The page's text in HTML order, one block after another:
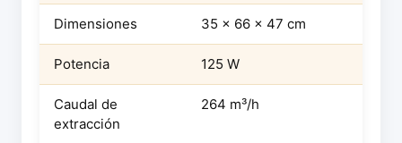
Dimensiones 35 x 66 x 47 cm
Potencia 125 W
Caudal de
extracción
264 m³/h